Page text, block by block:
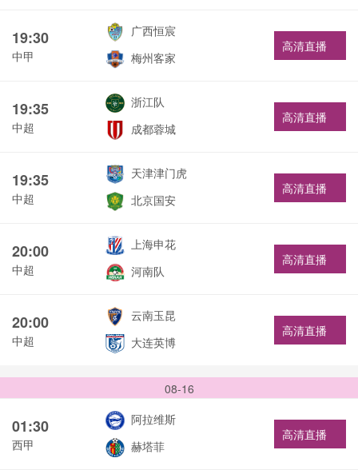
19:30
中甲
广西恒宸
梅州客家
高清直播
19:35
中超
浙江队
成都蓉城
高清直播
19:35
中超
天津津门虎
北京国安
高清直播
20:00
中超
上海申花
河南队
高清直播
20:00
中超
云南玉昆
大连英博
高清直播
08-16
01:30
西甲
阿拉维斯
赫塔菲
高清直播